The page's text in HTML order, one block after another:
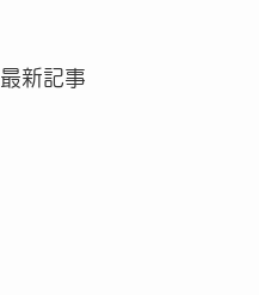
最新記事